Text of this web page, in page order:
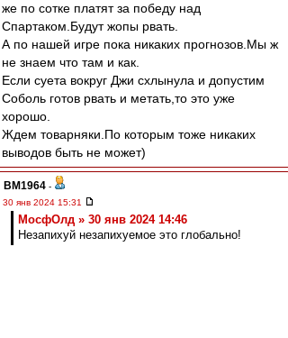
же по сотке платят за победу над
Спартаком.Будут жопы рвать.
А по нашей игре пока никаких прогнозов.Мы ж
не знаем что там и как.
Если суета вокруг Джи схлынула и допустим
Соболь готов рвать и метать,то это уже
хорошо.
Ждем товарняки.По которым тоже никаких
выводов быть не может)
BM1964 -
30 янв 2024 15:31
МосфОлд » 30 янв 2024 14:46
Незапихуй незапихуемое это глобально!